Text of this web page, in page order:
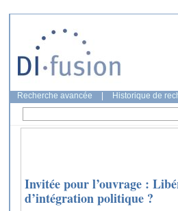
Recherche avancée Historique de
Invitée pour l’ouvrage :
d’intégration politique ?